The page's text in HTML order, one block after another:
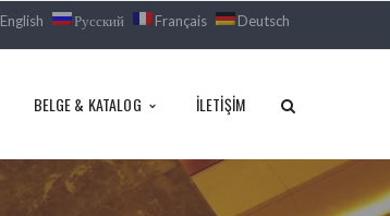
English Русский Français Deutsch
BELGE & KATALOG İLETIŞIM